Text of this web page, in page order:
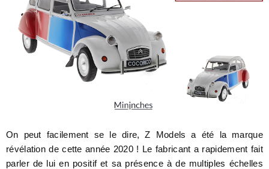
On peut facilement se le dire, Z Models a été la marque
révélation de cette année 2020 ! Le fabricant a rapidement fait
parler de lui en positif et sa présence à de multiples échelles